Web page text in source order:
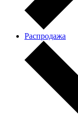
Распродажа